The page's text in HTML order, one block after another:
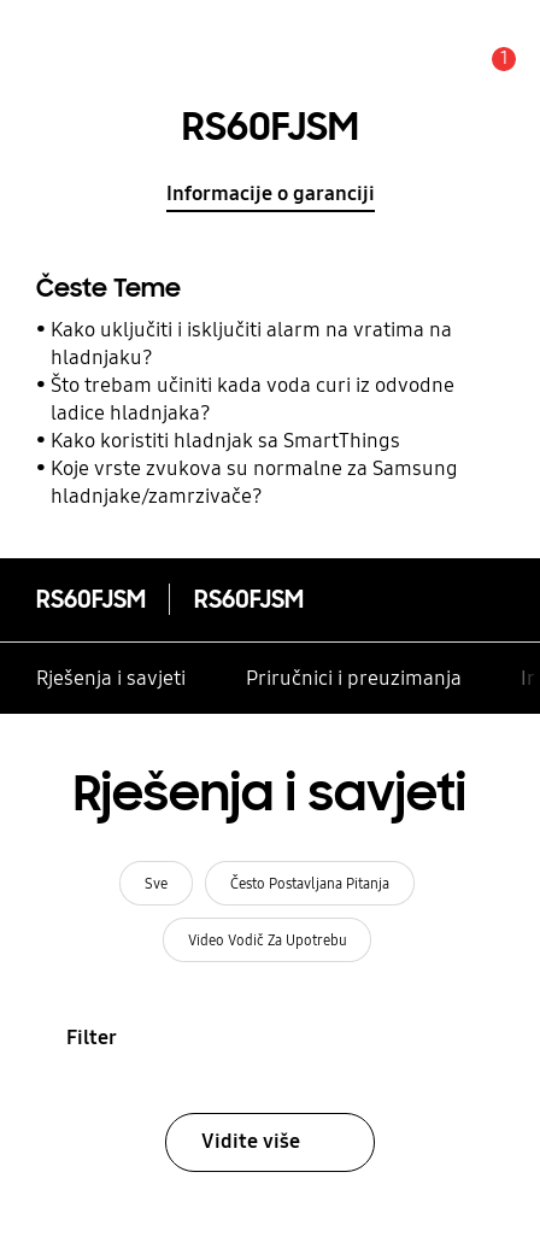
1
RS60FJSM
Informacije o garanciji
Česte Teme
Kako uključiti i isključiti alarm na vratima na
hladnjaku?
Što trebam učiniti kada voda curi iz odvodne
ladice hladnjaka?
Kako koristiti hladnjak sa SmartThings
Koje vrste zvukova su normalne za Samsung
hladnjake/zamrzivače?
RS60FJSM RS60FJSM
Rješenja i savjeti Priručnici i preuzimanja
Rješenja i savjeti
Sve Često Postavljana Pitanja
Video Vodič Za Upotrebu
Filter
Vidite više